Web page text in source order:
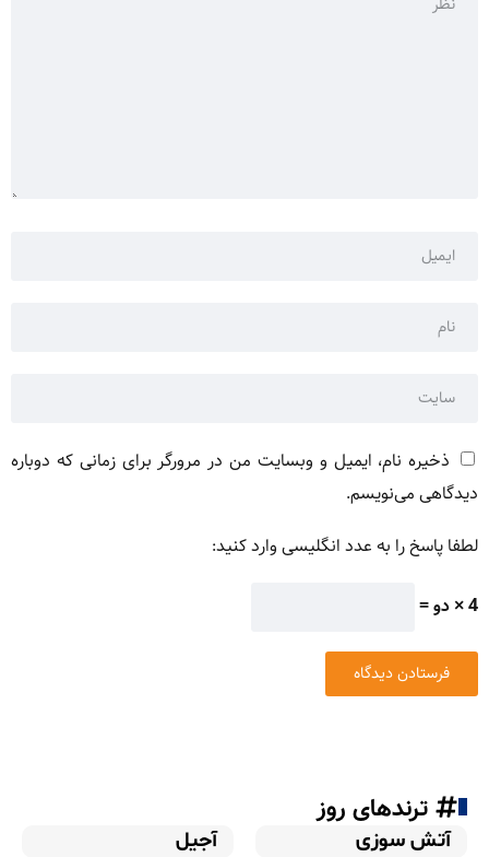
ذخیره نام، ایمیل و وبسایت من در مرورگر برای زمانی که دوباره
دیدگاهی می‌نویسم.
لطفا پاسخ را به عدد انگلیسی وارد کنید:
4 × دو =
ترندهای روز
آتش سوزی
آجیل